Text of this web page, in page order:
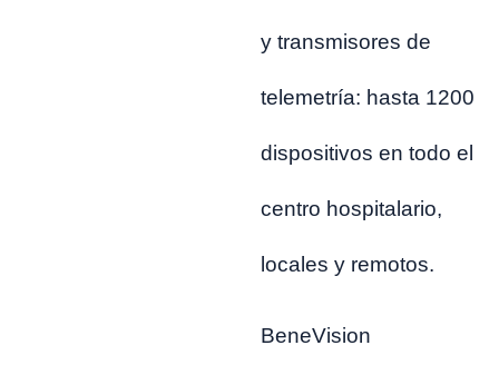
y transmisores de
telemetría: hasta 1200
dispositivos en todo el
centro hospitalario,
locales y remotos.
BeneVision